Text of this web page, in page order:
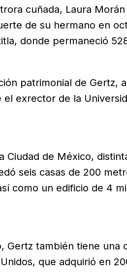
cuñada, Laura
de su hermano en
donde permaneció
patrimonial de Gertz,
exrector de la
Ciudad de México,
seis casas de 200
como un edificio de 4
Gertz también tiene una
que adquirió en